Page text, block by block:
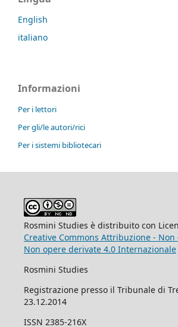
English
italiano
Informazioni
Per i lettori
Per gli/le autori/rici
Per i sistemi bibliotecari
Rosmini Studies è distribuito con
Creative Commons Attribuzione - Non
Non opere derivate 4.0 Internazionale
Rosmini Studies
Registrazione presso il Tribunale di
23.12.2014
ISSN 2385-216X